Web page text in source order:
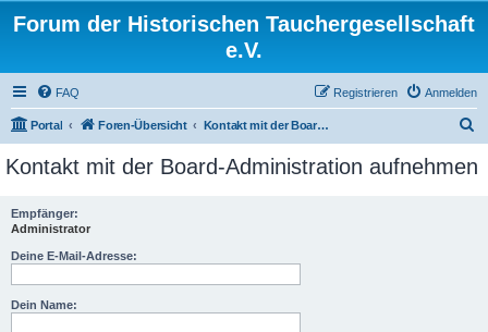
Forum der Historischen Tauchergesellschaft
e.V.
FAQ Anmelden
Registrieren
Portal Foren-Übersicht Kontakt mit der Board-Administration aufnehmen
c
Kontakt mit der Board-Administration aufnehmen
Empfänger:
Administrator
Deine E-Mail-Adresse:
Dein Name: